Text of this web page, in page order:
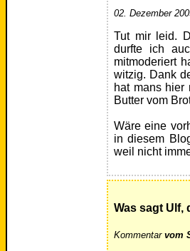
02. Dezember
Tut mir leid.
durfte ich
mitmoderiert
witzig. Dank
hat mans hier
Butter vom
Wäre eine
in diesem
weil nicht
Was sagt Ulf,
Kommentar vom